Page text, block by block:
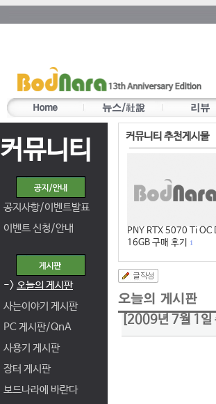
커뮤니티
공지사항/이벤트발표
이벤트 신청/안내
-> 오늘의 게시판
사는이야기 게시판
PC 게시판/QnA
사용기 게시판
장터 게시판
보드나라에 바란다
커뮤니티 추천게시물
PNY RTX 5070 Ti OC
16GB 구매 후기
1
[2009년 7월 1일